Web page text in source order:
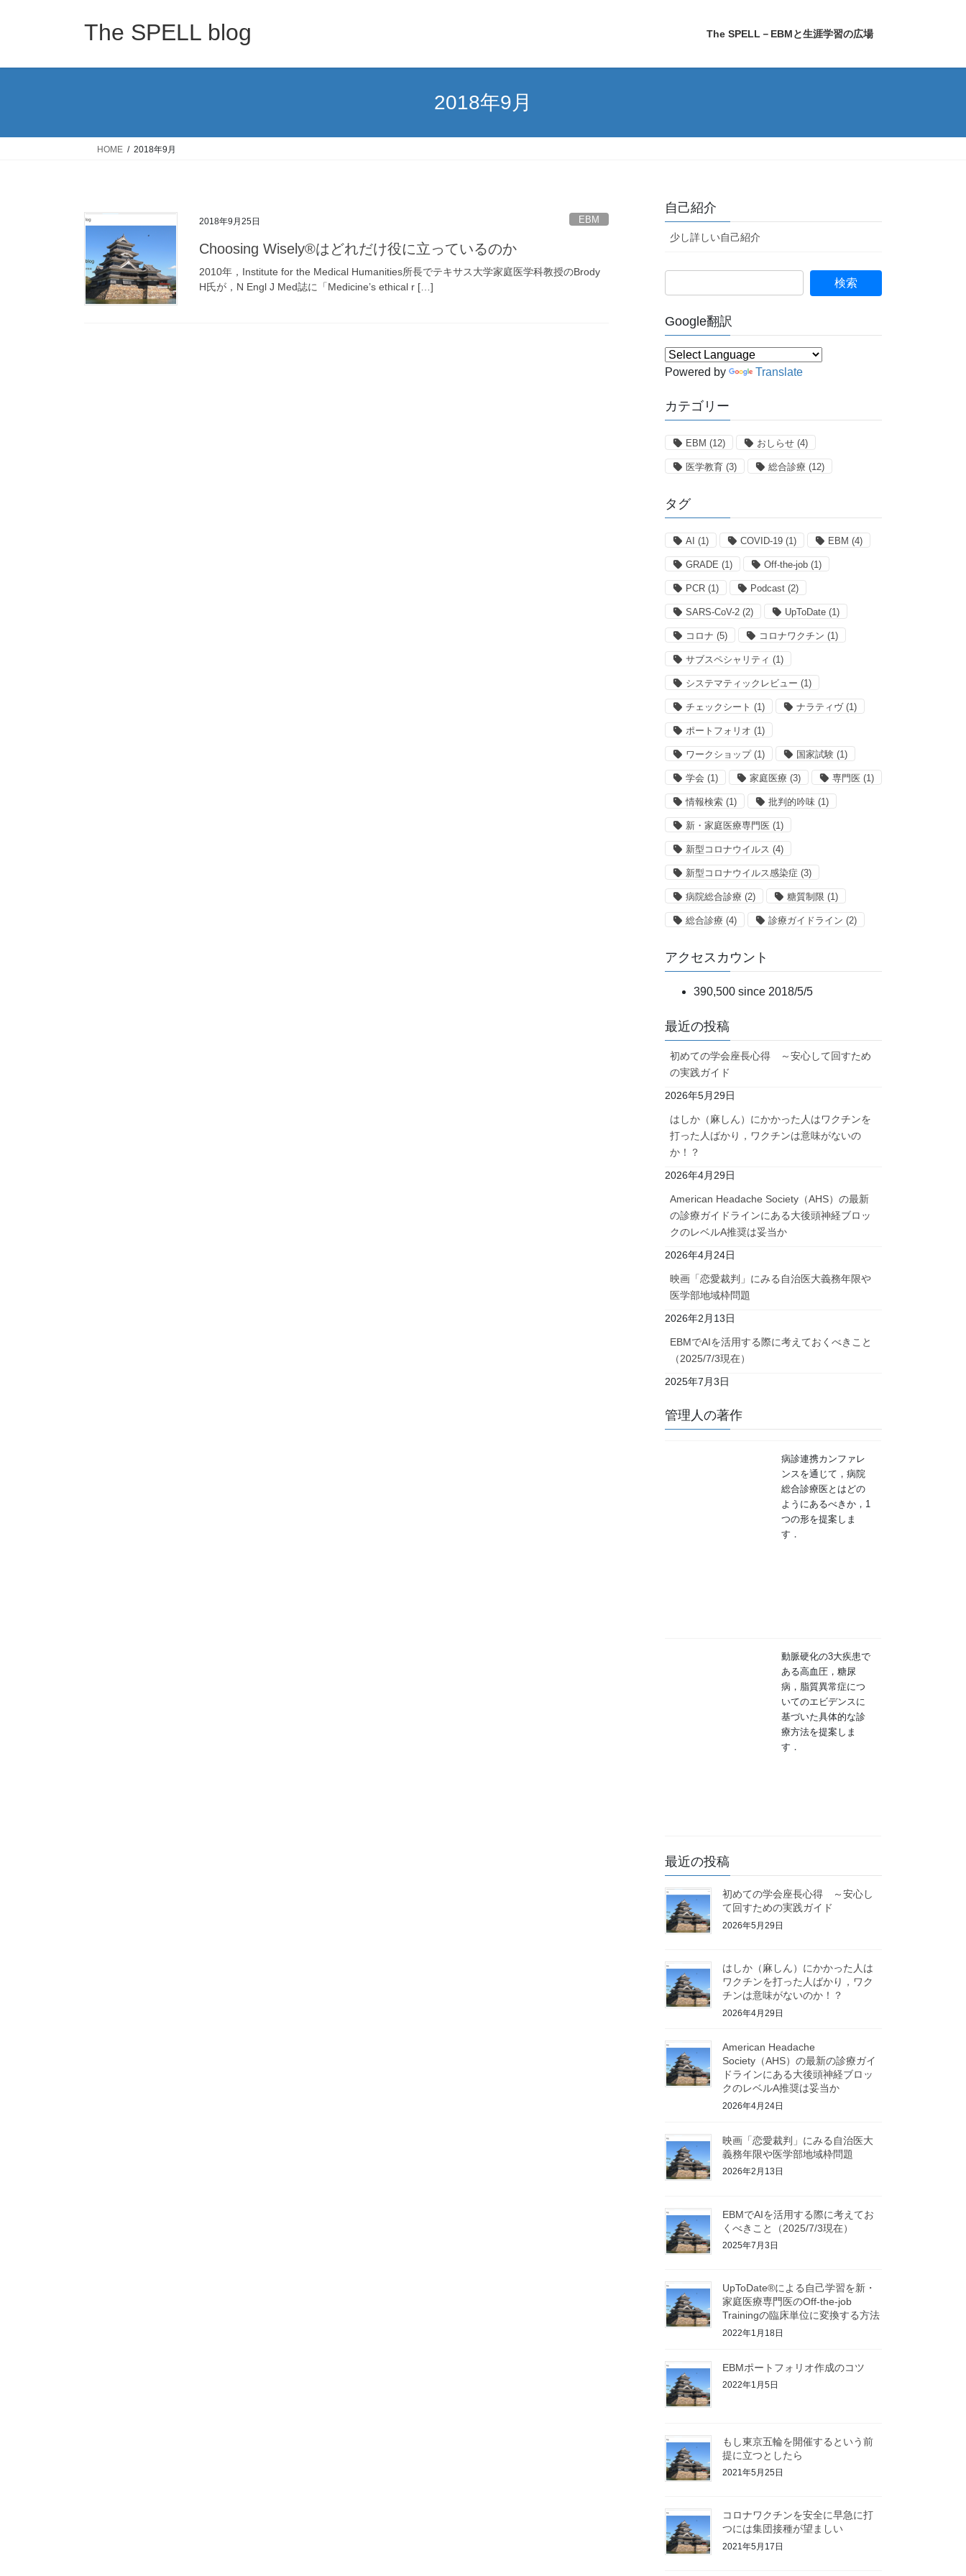
The SPELL blog The SPELL－EBMと生涯学習の広場
2018年9月
HOME 2018年9月
2018年9月25日 EBM
Choosing Wisely®はどれだけ役に立っているのか
2010年，Institute for the Medical Humanities所長でテキサス大学家庭医学科教授のBrody
H氏が，N Engl J Med誌に「Medicine’s ethical r […]
自己紹介
少し詳しい自己紹介
Google翻訳
Powered by Translate
カテゴリー
EBM (12) おしらせ (4)
医学教育 (3) 総合診療 (12)
タグ
AI (1) COVID-19 (1) EBM (4)
GRADE (1) Off-the-job (1)
PCR (1) Podcast (2)
SARS-CoV-2 (2) UpToDate (1)
コロナ (5) コロナワクチン (1)
サブスペシャリティ (1)
システマティックレビュー (1)
チェックシート (1) ナラティヴ(1)
ポートフォリオ (1)
ワークショップ(1) 国家試験 (1)
学会 (1) 家庭医療 (3) 専門医 (1)
情報検索 (1) 批判的吟味 (1)
新・家庭医療専門医 (1)
新型コロナウイルス (4)
新型コロナウイルス感染症 (3)
病院総合診療 (2) 糖質制限 (1)
総合診療 (4) 診療ガイドライン (2)
アクセスカウント
390,500 since 2018/5/5
最近の投稿
初めての学会座長心得 ～安心して回すため
の実践ガイド
2026年5月29日
はしか（麻しん）にかかった人はワクチンを
打った人ばかり，ワクチンは意味がないの
か！？
2026年4月29日
American Headache Society（AHS）の最新
の診療ガイドラインにある大後頭神経ブロッ
クのレベルA推奨は妥当か
2026年4月24日
映画「恋愛裁判」にみる自治医大義務年限や
医学部地域枠問題
2026年2月13日
EBMでAIを活用する際に考えておくべきこと
（2025/7/3現在）
2025年7月3日
管理人の著作
病診連携カンファレ
ンスを通じて，病院
総合診療医とはどの
ようにあるべきか，1
つの形を提案しま
す．
動脈硬化の3大疾患で
ある高血圧，糖尿
病，脂質異常症につ
いてのエビデンスに
基づいた具体的な診
療方法を提案しま
す．
最近の投稿
初めての学会座長心得 ～安心し
て回すための実践ガイド
2026年5月29日
はしか（麻しん）にかかった人は
ワクチンを打った人ばかり，ワク
チンは意味がないのか！？
2026年4月29日
American Headache
Society（AHS）の最新の診療ガイ
ドラインにある大後頭神経ブロッ
クのレベルA推奨は妥当か
2026年4月24日
映画「恋愛裁判」にみる自治医大
義務年限や医学部地域枠問題
2026年2月13日
EBMでAIを活用する際に考えてお
くべきこと（2025/7/3現在）
2025年7月3日
UpToDate®による自己学習を新・
家庭医療専門医のOff-the-job
Trainingの臨床単位に変換する方法
2022年1月18日
EBMポートフォリオ作成のコツ
2022年1月5日
もし東京五輪を開催するという前
提に立つとしたら
2021年5月25日
コロナワクチンを安全に早急に打
つには集団接種が望ましい
2021年5月17日